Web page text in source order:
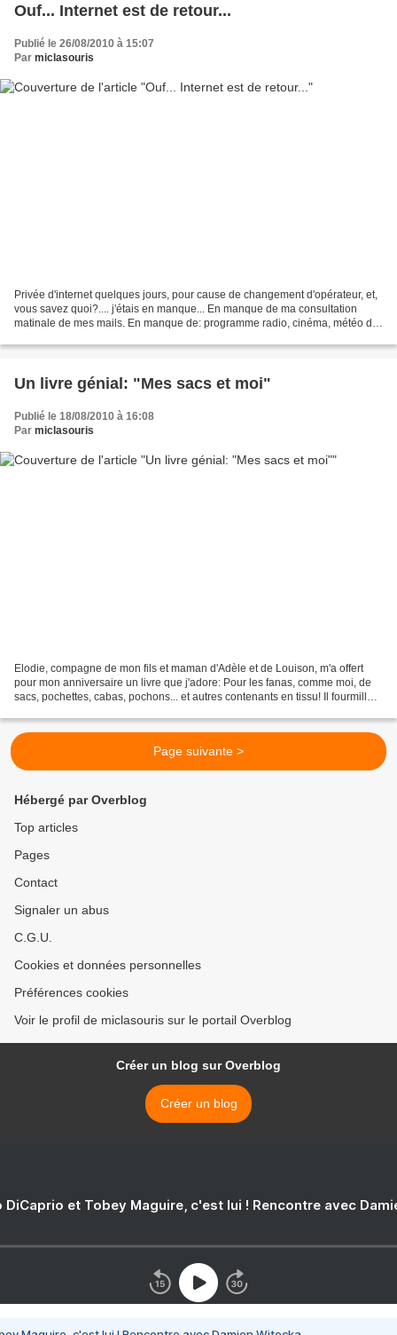
Ouf... Internet est de retour...
Publié le 26/08/2010 à 15:07
Par miclasouris
Privée d'internet quelques jours, pour cause de changement d'opérateur, et,
vous savez quoi?.... j'étais en manque... En manque de ma consultation
matinale de mes mails. En manque de: programme radio, cinéma, météo du
Un livre génial: "Mes sacs et moi"
Publié le 18/08/2010 à 16:08
Par miclasouris
Elodie, compagne de mon fils et maman d'Adèle et de Louison, m'a offert
pour mon anniversaire un livre que j'adore: Pour les fanas, comme moi, de
sacs, pochettes, cabas, pochons... et autres contenants en tissu! Il fourmille
Page suivante >
Hébergé par Overblog
Top articles
Pages
Contact
Signaler un abus
C.G.U.
Cookies et données personnelles
Préférences cookies
Voir le profil de miclasouris sur le portail Overblog
Créer un blog sur Overblog
Créer un blog
DiCaprio et Tobey Maguire, c'est lui ! Rencontre avec